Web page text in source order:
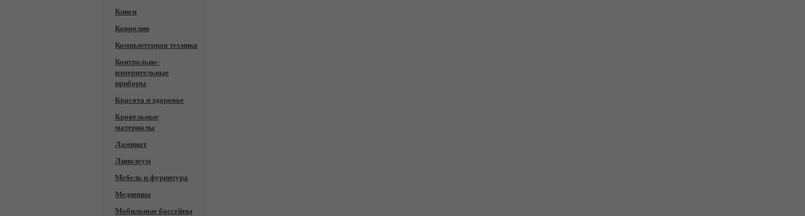
Книги
Ковролин
Компьютерная техника
Контрольно-
измерительные
приборы
Красота и здоровье
Кровельные
материалы
Ламинат
Линолеум
Мебель и фурнитура
Медицина
Мобильные бассейны